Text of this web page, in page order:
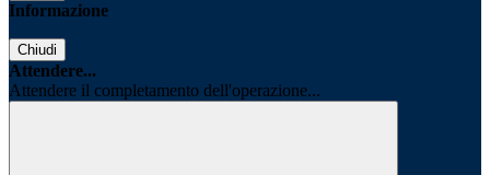
Informazione
Chiudi
Attendere...
Attendere il completamento dell'operazione...